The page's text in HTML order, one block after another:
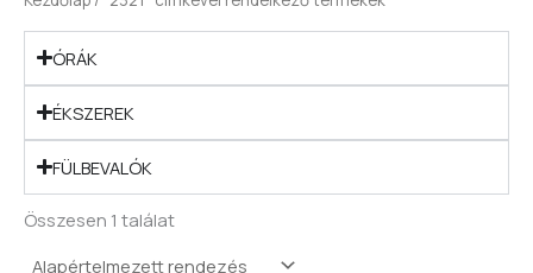
ÓRÁK
ÉKSZEREK
FÜLBEVALÓK
Összesen 1 találat